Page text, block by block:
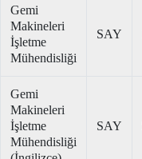
Gemi
Makineleri
İşletme
Mühendisliği
SAY
Gemi
Makineleri
İşletme
Mühendisliği
SAY